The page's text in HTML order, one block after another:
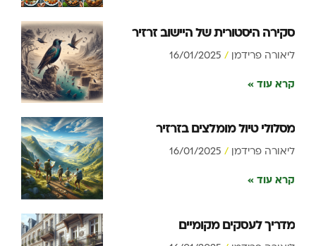
סקירה היסטורית של היישוב זרזיר
ליאורה פרידמן
קרא עוד »
מסלולי טיול מומלצים בזרזיר
ליאורה פרידמן
קרא עוד »
מדריך לעסקים מקומיים